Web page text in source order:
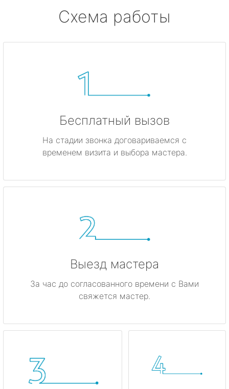
Схема работы
Бесплатный вызов
На стадии звонка договариваемся с
временем визита и выбора мастера.
Выезд мастера
За час до согласованного времени с Вами
свяжется мастер.